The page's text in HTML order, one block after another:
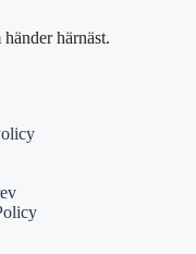
härnäst.